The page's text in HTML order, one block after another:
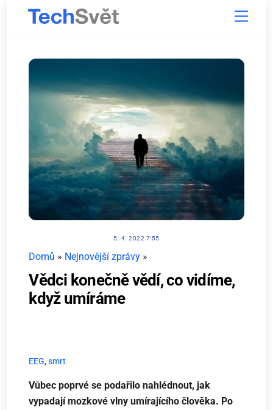
Menu
5. 4. 2022 7:55
Domů » Nejnovější zprávy »
Vědci konečně vědí, co vidíme,
když umíráme
EEG,smrt
Vůbec poprvé se podařilo nahlédnout, jak
vypadají mozkové vlny umírajícího člověka. Po